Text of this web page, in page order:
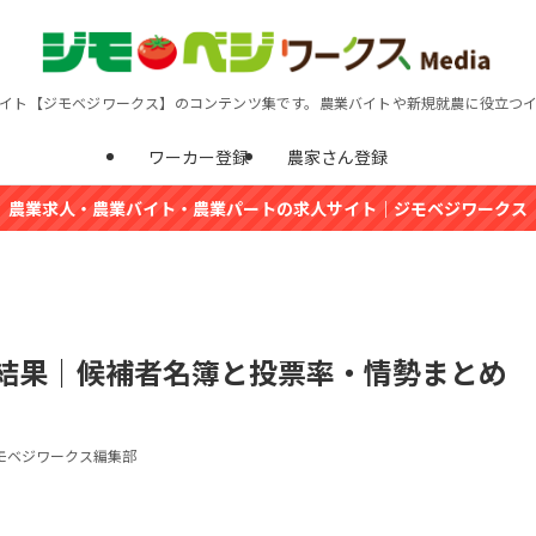
ト【ジモベジワークス】のコンテンツ集です。農業バイトや新規就農に役立つ
ワーカー登録 農家さん登録
農業求人・農業バイト・農業パートの求人サイト｜ジモベジワークス
果｜候補者名簿と投票率・情勢まとめ
ベジワークス編集部